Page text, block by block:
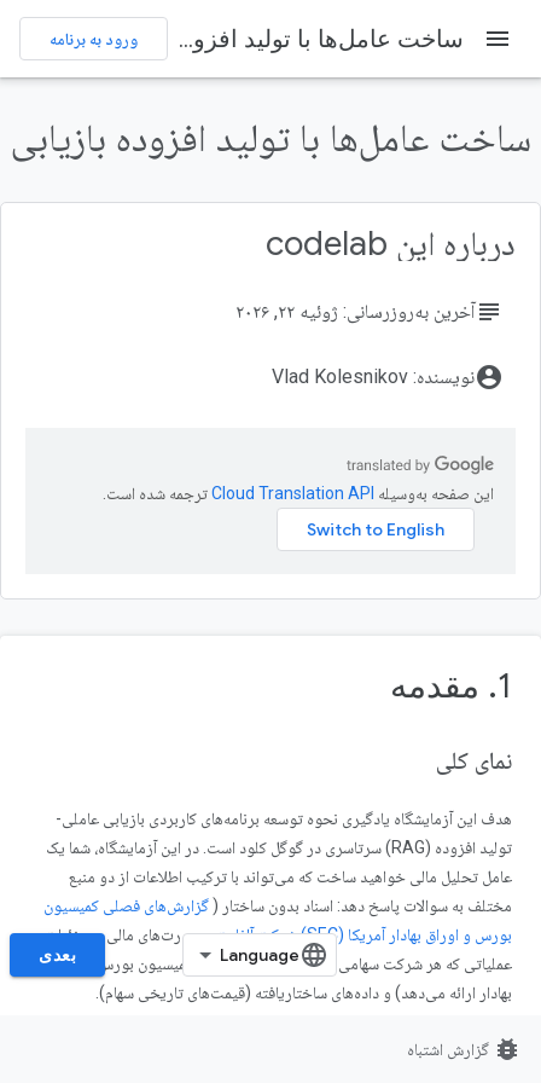
۱. مقدمه
نمای کلی
آنچه یاد خواهید گرفت
menu ساخت عامل‌ها با تولید افزوده بازیابی ورود به برنامه
ساخت عامل‌ها با تولید افزوده بازیابی
درباره این codelab
subjectآخرین به‌روزرسانی: ژوئیه ۲۲, ۲۰۲۶
account_circleنویسنده: Vlad Kolesnikov
این صفحه به‌وسیله ترجمه شده است.
1. مقدمه
نمای کلی
هدف این آزمایشگاه یادگیری نحوه توسعه برنامه‌های کاربردی بازیابی عاملی-
تولید افزوده (RAG) سرتاسری در گوگل کلود است. در این آزمایشگاه، شما یک
عامل تحلیل مالی خواهید ساخت که می‌تواند با ترکیب اطلاعات از دو منبع
مختلف به سوالات پاسخ دهد: اسناد بدون ساختار ( گزارش‌های فصلی کمیسیون
بورس و اوراق بهادار آمریکا (SEC) شرکت آلفابت
- صورت‌های مالی و جزئیات
عملیاتی که هر شرکت سهامی عام در ایالات متحده به کمیسیون بورس و اوراق
بهادار ارائه می‌دهد) و داده‌های ساختاریافته (قیمت‌های تاریخی سهام).
شما از Vertex AI Search
بعدی
bug_report گزارش اشتباه